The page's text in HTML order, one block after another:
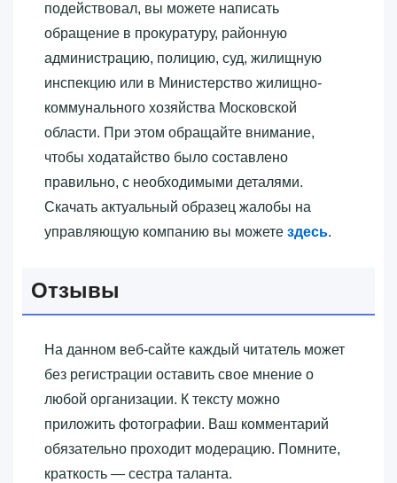
подействовал, вы можете написать
обращение в прокуратуру, районную
администрацию, полицию, суд, жилищную
инспекцию или в Министерство жилищно-
коммунального хозяйства Московской
области. При этом обращайте внимание,
чтобы ходатайство было составлено
правильно, с необходимыми деталями.
Скачать актуальный образец жалобы на
управляющую компанию вы можете здесь.
Отзывы
На данном веб-сайте каждый читатель может
без регистрации оставить свое мнение о
любой организации. К тексту можно
приложить фотографии. Ваш комментарий
обязательно проходит модерацию. Помните,
краткость — сестра таланта.